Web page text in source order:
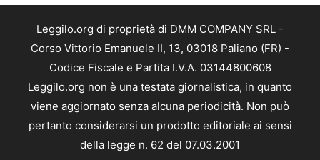
Leggilo.org di proprietà di DMM COMPANY SRL -
Corso Vittorio Emanuele II, 13, 03018 Paliano (FR) -
Codice Fiscale e Partita I.V.A. 03144800608
Leggilo.org non è una testata giornalistica, in quanto
viene aggiornato senza alcuna periodicità. Non può
pertanto considerarsi un prodotto editoriale ai sensi
della legge n. 62 del 07.03.2001